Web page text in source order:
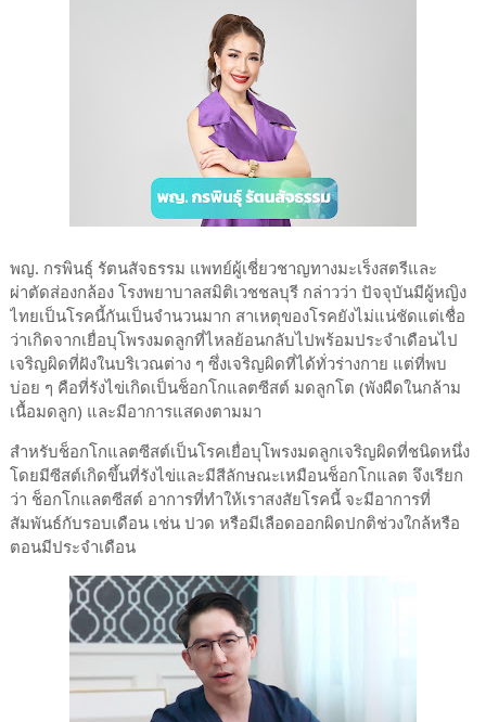
พญ. กรพินธุ์ รัตนสัจธรรม แพทย์ผู้เชี่ยวชาญทางมะเร็งสตรีและ
ผ่าตัดส่องกล้อง โรงพยาบาลสมิติเวชชลบุรี กล่าวว่า ปัจจุบันมีผู้หญิง
ไทยเป็นโรคนี้กันเป็นจำนวนมาก สาเหตุของโรคยังไม่แน่ชัดแต่เชื่อ
ว่าเกิดจากเยื่อบุโพรงมดลูกที่ไหลย้อนกลับไปพร้อมประจำเดือนไป
เจริญผิดที่ฝังในบริเวณต่าง ๆ ซึ่งเจริญผิดที่ได้ทั่วร่างกาย แต่ที่พบ
บ่อย ๆ คือที่รังไข่เกิดเป็นช็อกโกแลตซีสต์ มดลูกโต (พังผืดในกล้าม
เนื้อมดลูก) และมีอาการแสดงตามมา
สำหรับช็อกโกแลตซีสต์เป็นโรคเยื่อบุโพรงมดลูกเจริญผิดที่ชนิดหนึ่ง
โดยมีซีสต์เกิดขึ้นที่รังไข่และมีสีลักษณะเหมือนช็อกโกแลต จึงเรียก
ว่า ช็อกโกแลตซีสต์ อาการที่ทำให้เราสงสัยโรคนี้ จะมีอาการที่
สัมพันธ์กับรอบเดือน เช่น ปวด หรือมีเลือดออกผิดปกติช่วงใกล้หรือ
ตอนมีประจำเดือน